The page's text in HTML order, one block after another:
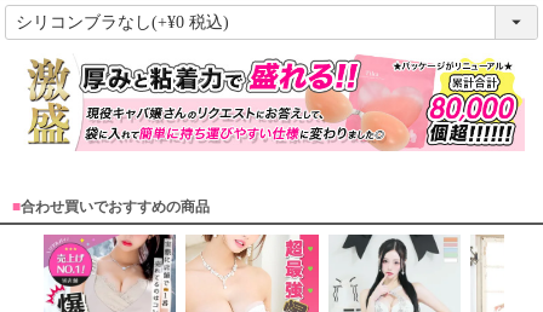
(
)
■合わせ買いでおすすめの商品